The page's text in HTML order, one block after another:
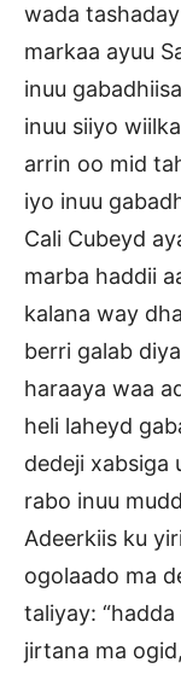
wada
markaa ayuu
inuu
inuu siiyo
arrin oo mid
iyo inuu
Cali Cubeyd
marba haddii
kalana way
berri galab
haraaya waa
heli laheyd
dedeji xabsiga
rabo inuu
Adeerkiis ku
ogolaado ma
taliyay:
jirtana ma